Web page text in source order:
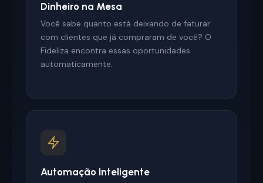
Dinheiro na Mesa
Você sabe quanto está deixando de faturar
com clientes que já compraram de você? O
Fideliza encontra essas oportunidades
automaticamente.
Automação Inteligente